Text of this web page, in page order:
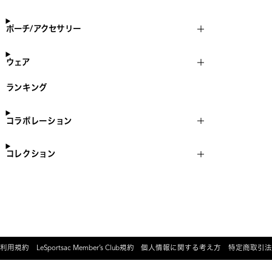
ポーチ/アクセサリー
ウェア
ランキング
コラボレーション
コレクション
利用規約 LeSportsac Member’s Club規約 個人情報に関する考え方 特定商取引